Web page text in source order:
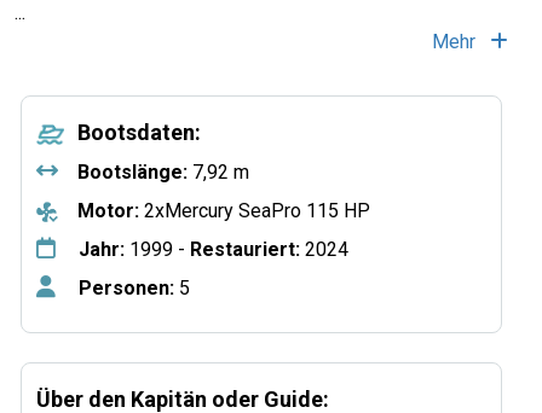
...
Mehr
Bootsdaten:
Bootslänge: 7,92 m
Motor: 2xMercury SeaPro 115 HP
Jahr: 1999 - Restauriert: 2024
Personen: 5
Über den Kapitän oder Guide: